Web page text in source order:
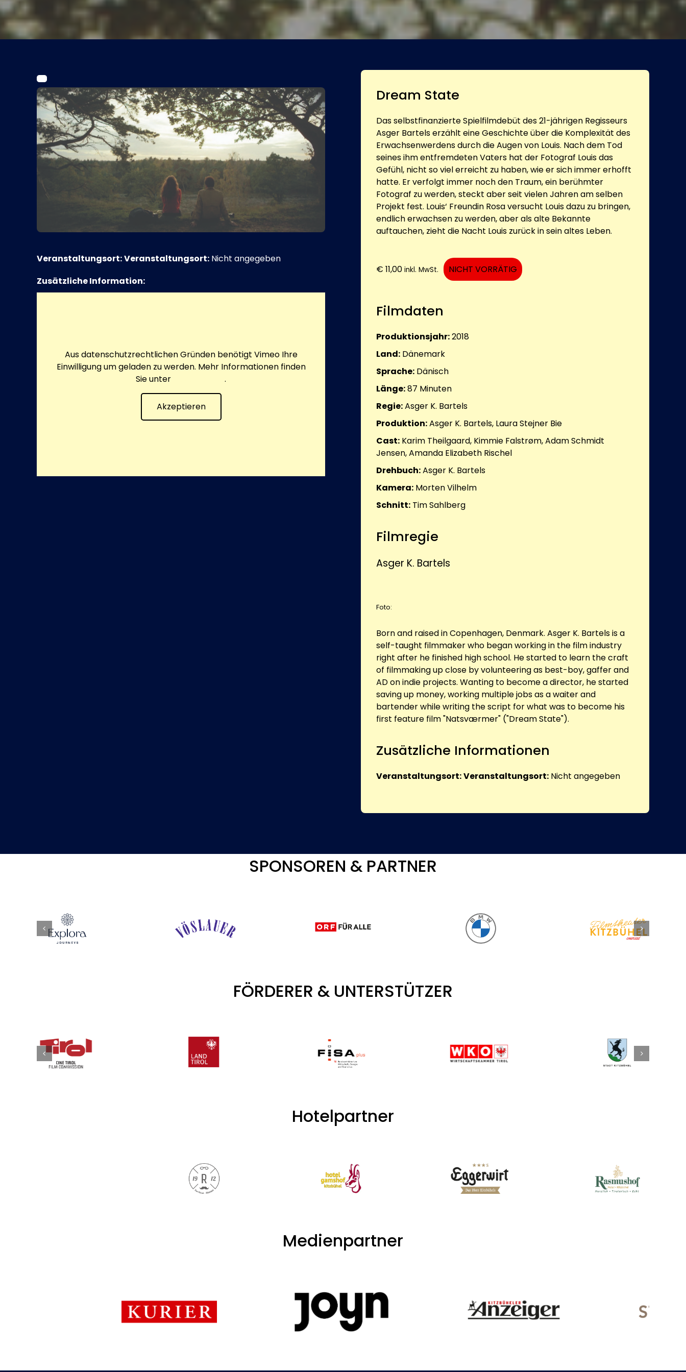
Veranstaltungsort:Veranstaltungsort: Nicht angegeben
Zusätzliche Information:
Aus datenschutzrechtlichen Gründen benötigt Vimeo Ihre
Einwilligung um geladen zu werden. Mehr Informationen finden
Sie unter
.
Akzeptieren
Dream State
Das selbstfinanzierte Spielfilmdebüt des 21-jährigen Regisseurs
Asger Bartels erzählt eine Geschichte über die Komplexität des
Erwachsenwerdens durch die Augen von Louis. Nach dem Tod
seines ihm entfremdeten Vaters hat der Fotograf Louis das
Gefühl, nicht so viel erreicht zu haben, wie er sich immer erhofft
hatte. Er verfolgt immer noch den Traum, ein berühmter
Fotograf zu werden, steckt aber seit vielen Jahren am selben
Projekt fest. Louis‘ Freundin Rosa versucht Louis dazu zu bringen,
endlich erwachsen zu werden, aber als alte Bekannte
auftauchen, zieht die Nacht Louis zurück in sein altes Leben.
€ 11,00 inkl. MwSt. NICHT VORRÄTIG
Filmdaten
Produktionsjahr:2018
Land: Dänemark
Sprache: Dänisch
Länge:87 Minuten
Regie:Asger K. Bartels
Produktion:Asger K. Bartels, Laura Stejner Bie
Cast: Karim Theilgaard, Kimmie Falstrøm, Adam Schmidt
Jensen, Amanda Elizabeth Rischel
Drehbuch:Asger K. Bartels
Kamera: Morten Vilhelm
Schnitt: Tim Sahlberg
Filmregie
Asger K. Bartels
Foto:
Born and raised in Copenhagen, Denmark. Asger K. Bartels is a
self-taught filmmaker who began working in the film industry
right after he finished high school. He started to learn the craft
of filmmaking up close by volunteering as best-boy, gaffer and
AD on indie projects. Wanting to become a director, he started
saving up money, working multiple jobs as a waiter and
bartender while writing the script for what was to become his
first feature film "Natsværmer" ("Dream State").
Zusätzliche Informationen
Veranstaltungsort:Veranstaltungsort: Nicht angegeben
SPONSOREN & PARTNER
FÖRDERER & UNTERSTÜTZER
Hotelpartner
Medienpartner